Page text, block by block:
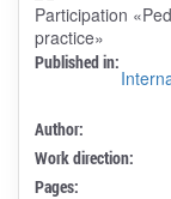
Published in:
Author:
Work direction:
Pages: